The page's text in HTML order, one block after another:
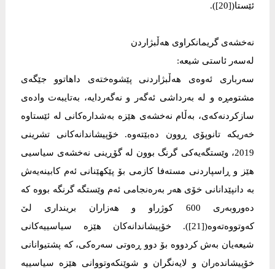
ئێستا([20]).
نەخشەی گریمانكراوی هەڵبژاردن
لەسەر ئاستی شیعە:
سەرباری ئەوەی هەڵبژاردنی پێشوەختەی داهاتوو جێگەی
مشتومڕە و لە بەرداشی ئەگەر و نەگەردایە، بەتایبەت وادەی
سازكردنەكەی، بەڵام نەخشەی هێزە بەشدارەكانی لە ئێستاوە
خەریكە تانوپۆی ڕوون دەبێتەوە. خۆپیشاندانەكانی تشرینی
2019، وێستگەیەكی گرنگ بوون لە گۆڕینی نەخشەی سیاسیی
هێز و ڕاسپاردنی مستەفا كازمی بۆ پێكهێنانی ئەم كابینەیەش
بە دانپێدانانی خۆی هەر بەرەنجامی ئەم وێستگە گرنگە بووە كە
دەوروبەری 600 كوژراو و هەزاران برینداری لێ
كەوتووەتەوە([21]). خۆپیشاندانەكان هێزە سیاسییەكانی
شیعەیان بەش كردووە بۆ دوو ڕەوتی سەرەكی، كە پشتیوانانی
خۆپیشاندەران و لایەنگران و شوێنكەوتووانی هێزە سیاسییە